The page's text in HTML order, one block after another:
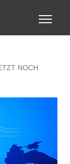
Toggle
NOCH